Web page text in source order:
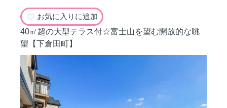
お気に入りに追加
40㎡超の大型テラス付☆富士山を望む開放的な眺
望【下倉田町】